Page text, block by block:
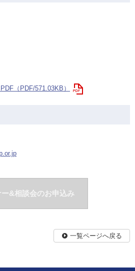
（PDF/571.03KB）
ー&相談会のお申込み
一覧ページへ戻る